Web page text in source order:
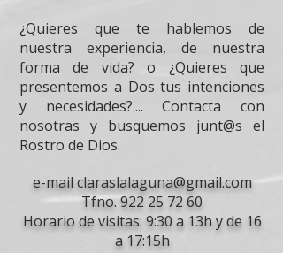
¿Quieres que te hablemos de
nuestra experiencia, de nuestra
forma de vida? o ¿Quieres que
presentemos a Dos tus intenciones
y necesidades?.... Contacta con
nosotras y busquemos junt@s el
Rostro de Dios.
e-mailclaraslalaguna@gmail.com
Tfno.922 25 72 60
Horario de visitas: 9:30 a 13h y de 16
a 17:15h